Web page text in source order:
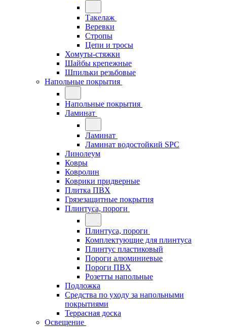
Такелаж
Веревки
Стропы
Цепи и тросы
Хомуты-стяжки
Шайбы крепежные
Шпильки резьбовые
Напольные покрытия
Напольные покрытия
Ламинат
Ламинат
Ламинат водостойкий SPC
Линолеум
Ковры
Ковролин
Коврики придверные
Плитка ПВХ
Грязезащитные покрытия
Плинтуса, пороги
Плинтуса, пороги
Комплектующие для плинтуса
Плинтус пластиковый
Пороги алюминиевые
Пороги ПВХ
Розетты напольные
Подложка
Средства по уходу за напольными
покрытиями
Террасная доска
Освещение